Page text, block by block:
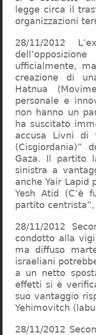
legge circa il
organizzazioni
28/11/2012
ufficialmente,
creazione di
Hatnua
personale e
non hanno un
ha suscitato
accusa Livni di
(Cisgiordania)”
Gaza. Il partito
sinistra a
anche Yair
Yesh Atid (C’è
partito
28/11/2012
condotto alla
ma diffuso
israeliani
a un netto
effetti si è
suo vantaggio
Yehimovitch
28/11/2012